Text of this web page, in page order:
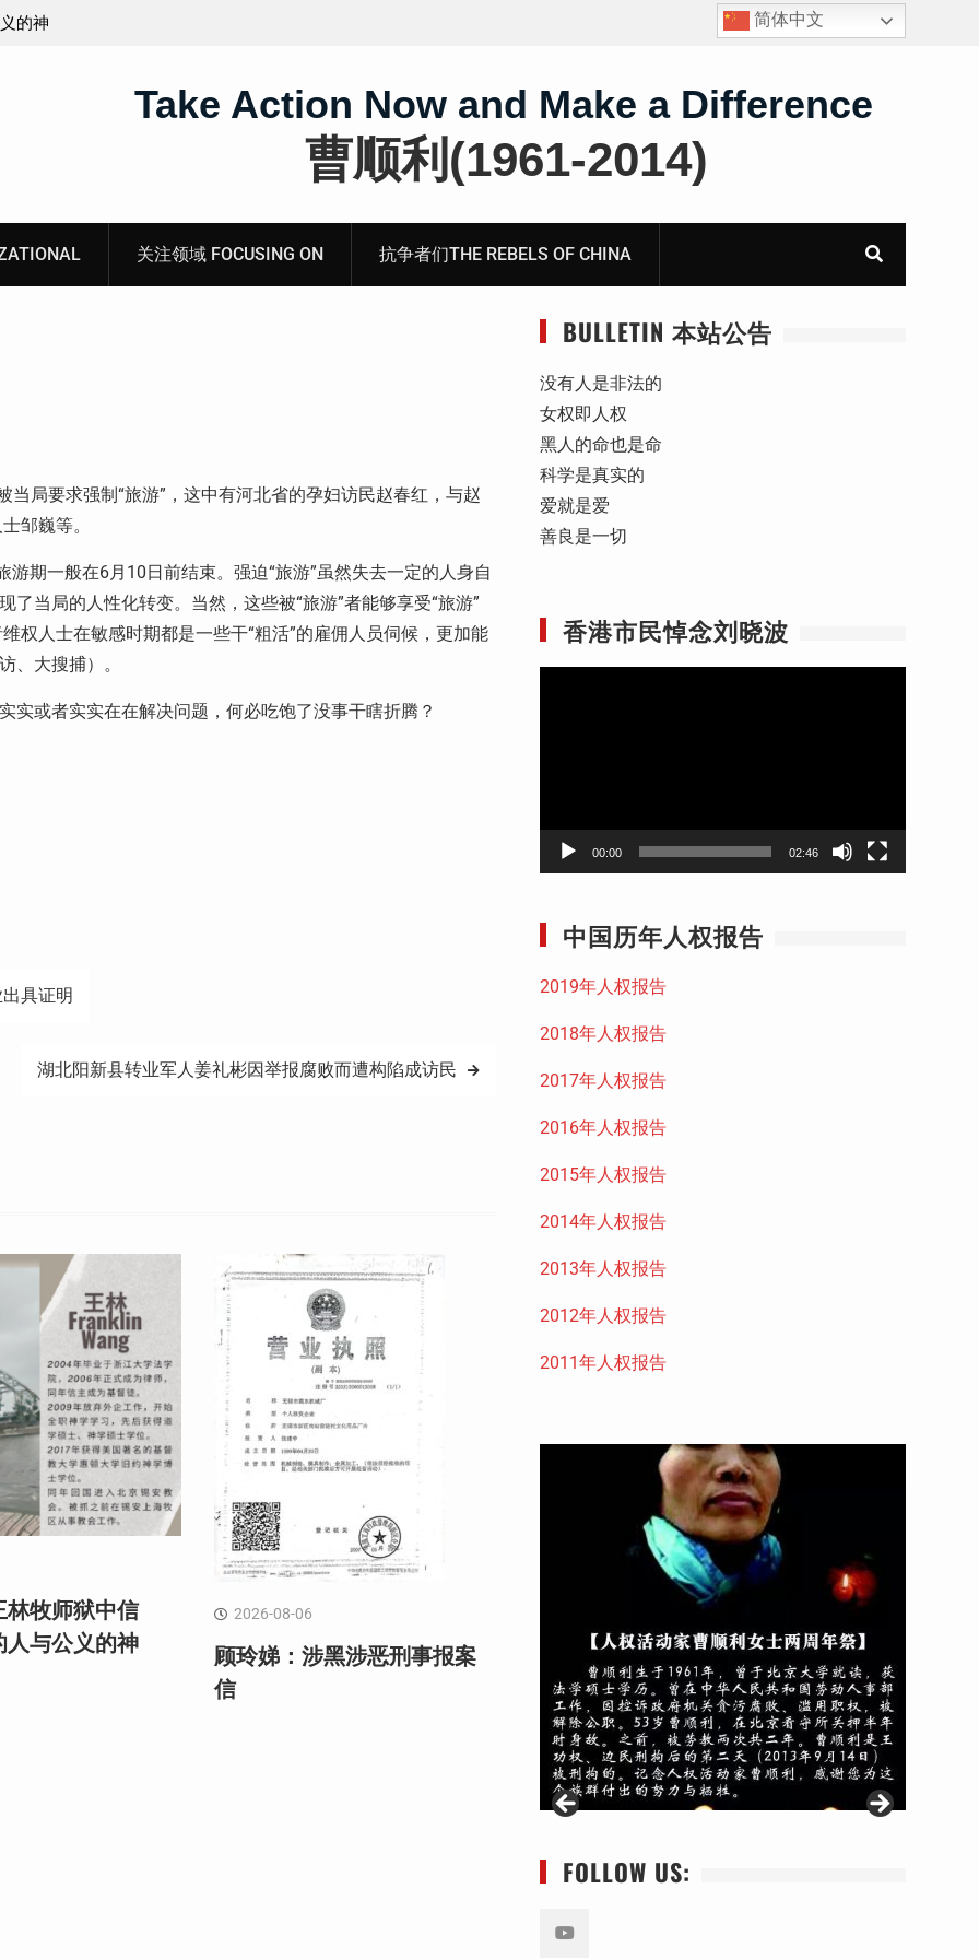
死人用的元宝，活人干的奴工——咸阳市渭城区看守所
简体中文
Take Action Now and Make a Difference
曹顺利(1961-2014)
关注领域 FOCUSING ON 抗争者们THE REBELS OF CHINA
局要求强制“旅游”，这中有河北省的孕妇访民赵春红，与赵
邹巍等。
游期一般在6月10日前结束。强迫“旅游”虽然失去一定的人身自
当局的人性化转变。当然，这些被“旅游”者能够享受“旅游”
权人士在敏感时期都是一些干“粗活”的雇佣人员伺候，更加能
、大搜捕）。
实或者实实在在解决问题，何必吃饱了没事干瞎折腾？
具证明
湖北阳新县转业军人姜礼彬因举报腐败而遭构陷成访民
林牧师狱中信
人与公义的神
2026-08-06
顾玲娣：涉黑涉恶刑事报案
信
BULLETIN 本站公告
没有人是非法的
女权即人权
黑人的命也是命
科学是真实的
爱就是爱
善良是一切
香港市民悼念刘晓波
00:00 02:46
中国历年人权报告
2019年人权报告
2018年人权报告
2017年人权报告
2016年人权报告
2015年人权报告
2014年人权报告
2013年人权报告
2012年人权报告
2011年人权报告
FOLLOW US: